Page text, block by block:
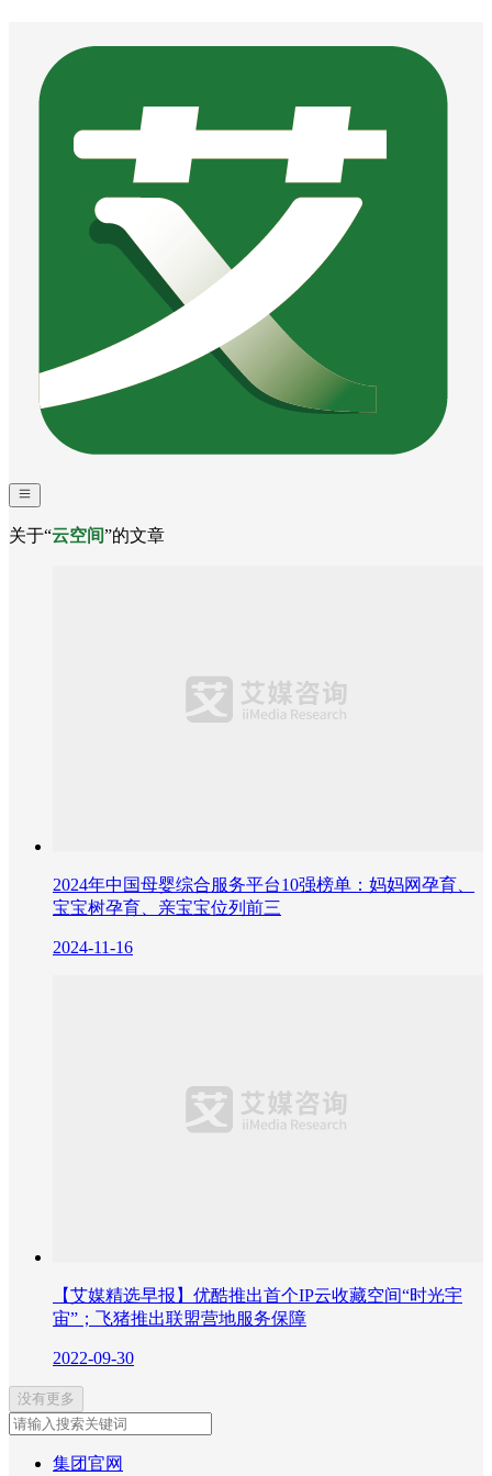
关于“云空间”的文章
2024年中国母婴综合服务平台10强榜单：妈妈网孕育、
宝宝树孕育、亲宝宝位列前三
2024-11-16
【艾媒精选早报】优酷推出首个IP云收藏空间“时光宇
宙”；飞猪推出联盟营地服务保障
2022-09-30
没有更多
集团官网